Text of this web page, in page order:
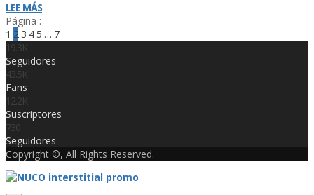
LEE MÁS
Página :
1 2 3 4 5 … 7
19.3K
Seguidores
43.5K
Fans
12.2K
Suscriptores
730
Seguidores
Copyright ©, All Rights Reserved.